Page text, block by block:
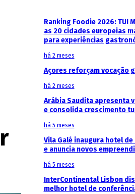
Ranking Foodie 2026: TUI
as 20 cidades europeias
para experiências
há 2 meses
Açores reforçam vocação
há 2 meses
Arábia Saudita apresenta
e consolida crescimento
há 5 meses
Vila Galé inaugura hotel de
e anuncia novos
há 5 meses
InterContinental Lisbon
melhor hotel de